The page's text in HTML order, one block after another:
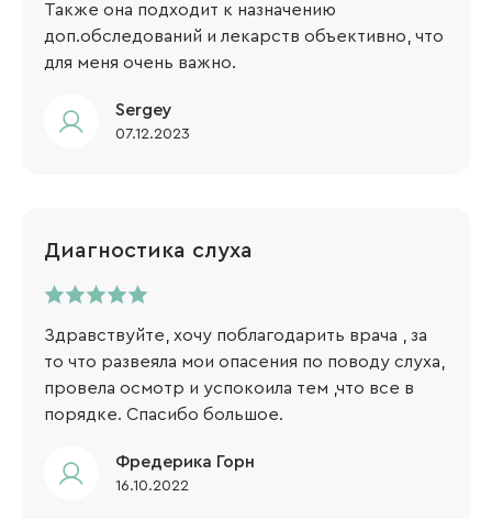
Также она подходит к назначению
доп.обследований и лекарств объективно, что
для меня очень важно.
Sergey​
07.12.2023
Диагностика слуха
Здравствуйте, хочу поблагодарить врача , за
то что развеяла мои опасения по поводу слуха,
провела осмотр и успокоила тем ,что все в
порядке. Спасибо большое.
Фредерика Горн
16.10.2022